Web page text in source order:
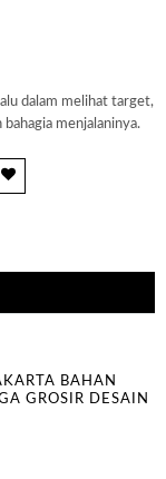
dalam melihat target,
menjalaninya.
BAHAN
GROSIR DESAIN